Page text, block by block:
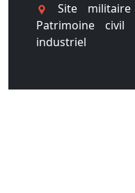
Site militaire
Patrimoine civil
industriel